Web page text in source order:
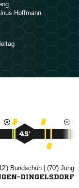

45’
 | (70') 
DINGELSDORF